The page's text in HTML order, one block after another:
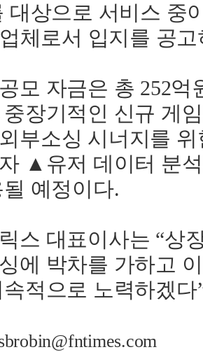
대상으로 서비스 중
체로서 입지를 공
모 자금은 총 252
장기적인 신규 게
부소싱 시너지를 위
▲유저 데이터 분
예정이다.
스 대표이사는 “상
에 박차를 가하고
적으로 노력하겠다